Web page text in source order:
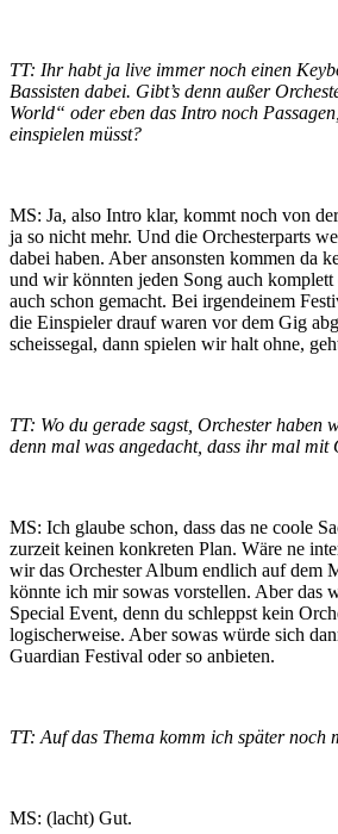
TT: Ihr habt ja live immer noch einen
Bassisten dabei. Gibt’s denn außer
World“ oder eben das Intro noch
einspielen müsst?
MS: Ja, also Intro klar, kommt noch von
ja so nicht mehr. Und die Orchesterparts
dabei haben. Aber ansonsten kommen da
und wir könnten jeden Song auch
auch schon gemacht. Bei irgendeinem
die Einspieler drauf waren vor dem Gig
scheissegal, dann spielen wir halt ohne,
TT: Wo du gerade sagst, Orchester haben
denn mal was angedacht, dass ihr mal mit
MS: Ich glaube schon, dass das ne coole
zurzeit keinen konkreten Plan. Wäre ne
wir das Orchester Album endlich auf dem
könnte ich mir sowas vorstellen. Aber das
Special Event, denn du schleppst kein
logischerweise. Aber sowas würde sich
Guardian Festival oder so anbieten.
TT: Auf das Thema komm ich später noch
MS: (lacht) Gut.